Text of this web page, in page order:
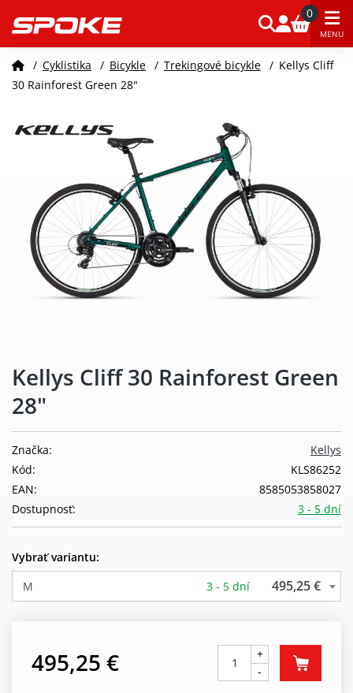
0
MENU
/ Cyklistika / Bicykle / Trekingové bicykle / Kellys Cliff
30 Rainforest Green 28"
Kellys Cliff 30 Rainforest Green
28"
Kellys
Značka:
KLS86252
Kód:
8585053858027
EAN:
3 - 5 dní
Dostupnosť:
Vybrať variantu:
M
3 - 5 dní 495,25 €
495,25 €
+
-